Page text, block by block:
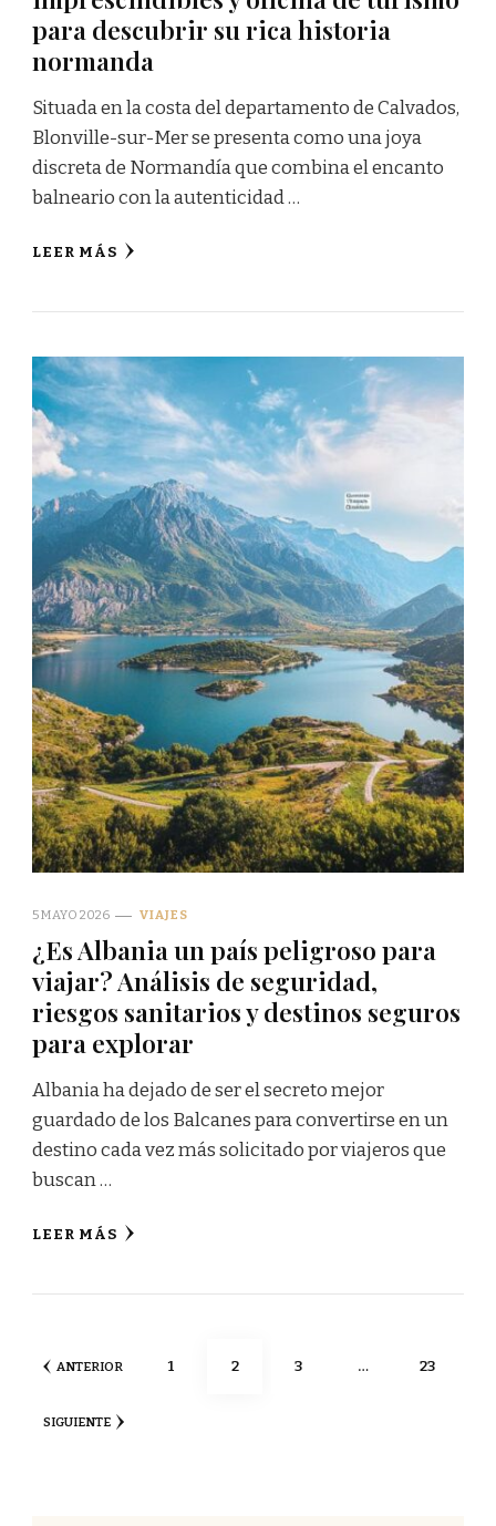
para descubrir su rica historia
normanda
Situada en la costa del departamento de Calvados,
Blonville-sur-Mer se presenta como una joya
discreta de Normandía que combina el encanto
balneario con la autenticidad …
LEER MÁS
5 MAYO 2026 VIAJES
¿Es Albania un país peligroso para
viajar? Análisis de seguridad,
riesgos sanitarios y destinos seguros
para explorar
Albania ha dejado de ser el secreto mejor
guardado de los Balcanes para convertirse en un
destino cada vez más solicitado por viajeros que
buscan …
LEER MÁS
Paginación
entradas
ANTERIOR PÁGINA
1 PÁGINA
2 PÁGINA
3 … PÁGINA
23
SIGUIENTE